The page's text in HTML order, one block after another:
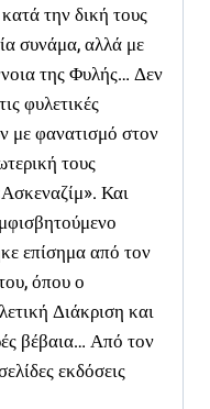
κατά την δική τους
συνάμα, αλλά με
της Φυλής… Δεν
φυλετικές
με φανατισμό στον
τους
Και
επίσημα από τον
όπου ο
Διάκριση και
βέβαια… Από τον
εκδόσεις